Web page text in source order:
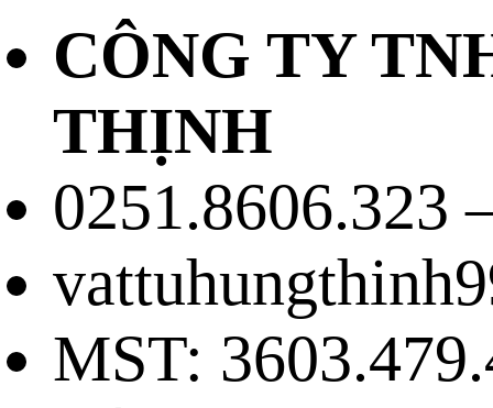
CÔNG TY
THỊNH
0251.8606.323
MST: